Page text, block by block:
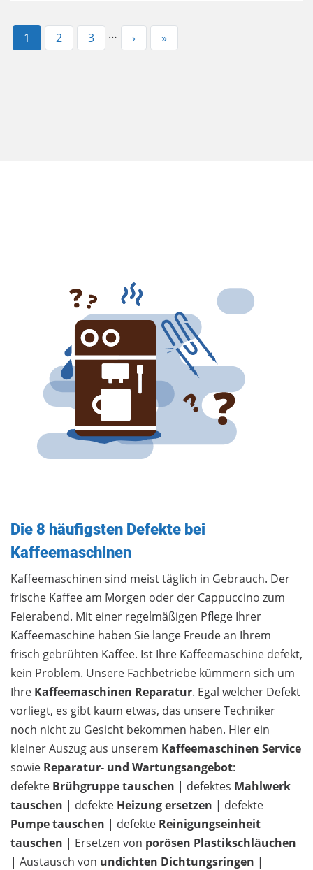
Aktuelle
1 Page
2 Page
3 …
Nächste
›
Letzte
»
Die 8 häufigsten Defekte bei
Kaffeemaschinen
Kaffeemaschinen sind meist täglich in Gebrauch. Der
frische Kaffee am Morgen oder der Cappuccino zum
Feierabend. Mit einer regelmäßigen Pflege Ihrer
Kaffeemaschine haben Sie lange Freude an Ihrem
frisch gebrühten Kaffee. Ist Ihre Kaffeemaschine defekt,
kein Problem. Unsere Fachbetriebe kümmern sich um
Ihre Kaffeemaschinen Reparatur. Egal welcher Defekt
vorliegt, es gibt kaum etwas, das unsere Techniker
noch nicht zu Gesicht bekommen haben. Hier ein
kleiner Auszug aus unserem Kaffeemaschinen Service
sowie Reparatur- und Wartungsangebot:
defekte Brühgruppe tauschen | defektes Mahlwerk
tauschen | defekte Heizung ersetzen | defekte
Pumpe tauschen | defekte Reinigungseinheit
tauschen | Ersetzen von porösen Plastikschläuchen
| Austausch von undichten Dichtungsringen |